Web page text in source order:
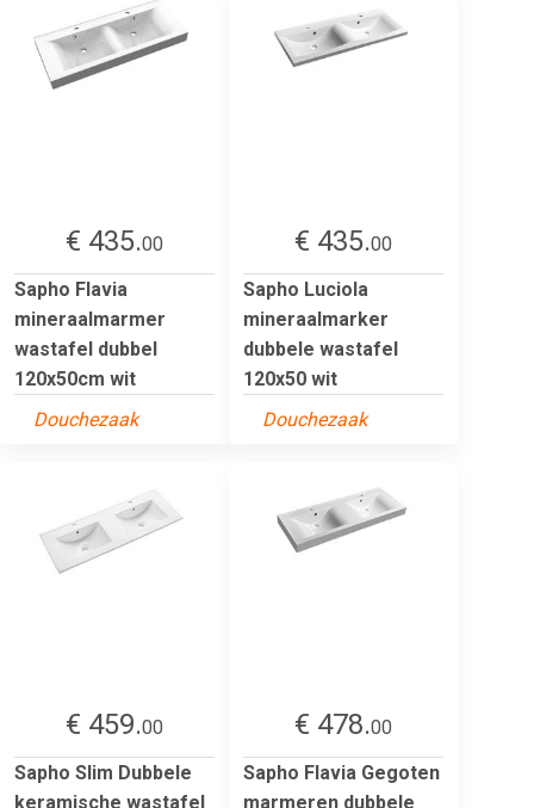
€ 435.00
Sapho Flavia
mineraalmarmer
wastafel dubbel
120x50cm wit
Douchezaak
€ 435.00
Sapho Luciola
mineraalmarker
dubbele wastafel
120x50 wit
Douchezaak
€ 459.00
Sapho Slim Dubbele
keramische wastafel
€ 478.00
Sapho Flavia Gegoten
marmeren dubbele